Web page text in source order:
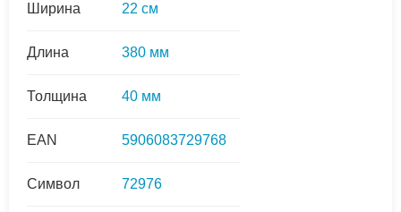
Ширина 22 см
Длина 380 мм
Толщина 40 мм
EAN 5906083729768
Символ 72976